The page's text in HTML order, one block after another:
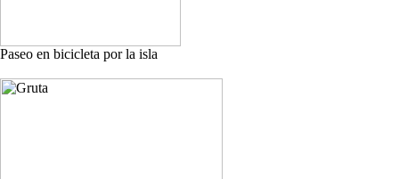
Paseo en bicicleta por la isla